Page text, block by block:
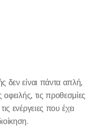
δεν είναι πάντα απλή,
τις προθεσμίες
ενέργειες που έχει